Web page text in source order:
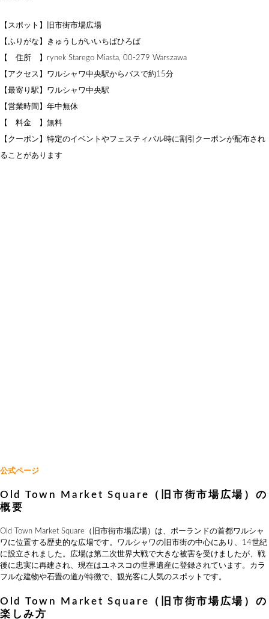
【スポット】旧市街市場広場
【ふりがな】きゅうしがいいちばひろば
【 住所 】rynek Starego Miasta, 00-279 Warszawa
【アクセス】ワルシャワ中央駅からバスで約15分
【最寄り駅】ワルシャワ中央駅
【営業時間】年中無休
【 料金 】無料
【クーポン】特定のイベントやフェスティバル時に割引クーポンが配布され
ることがあります
公式ページ
Old Town Market Square（旧市街市場広場）の
概要
Old Town Market Square（旧市街市場広場）は、ポーランドの首都ワルシャ
ワに位置する歴史的な広場です。ワルシャワの旧市街の中心にあり、14世紀
に設立されました。広場は第二次世界大戦で大きな被害を受けましたが、戦
後に忠実に再建され、現在はユネスコの世界遺産に登録されています。カラ
フルな建物や石畳の道が特徴で、観光客に人気のスポットです。
Old Town Market Square（旧市街市場広場）の
楽しみ方